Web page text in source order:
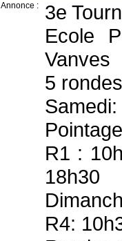
Annonce :
3e
Ecole
Vanves
5
Samedi:
R1 :
18h30
R4: